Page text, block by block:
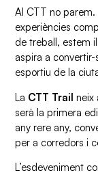
Al CTT no parem.
experiències
de treball, estem
aspira a
esportiu de la
La CTT Trail neix
serà la primera
any rere any,
per a corredors i
L’esdeveniment